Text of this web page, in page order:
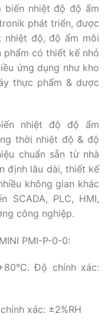
biến nhiệt độ độ ẩm
phát triển, được
độ, độ ẩm môi
có thiết kế nhỏ
ứng dụng như kho
thực phẩm & dược
nhiệt độ độ ẩm
thời nhiệt độ & độ
chuẩn sẵn từ nhà
định lâu dài, thiết kế
không gian khác
SCADA, PLC, HMI,
công nghiệp.
PMI-P-0-0:
Độ chính xác:
xác: ±2%RH